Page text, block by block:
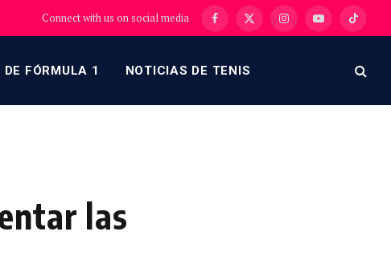
Connect with us on social media Facebook
X
InstagramYouTubeTikTok
FÓRMULA 1 NOTICIAS DE TENIS
las